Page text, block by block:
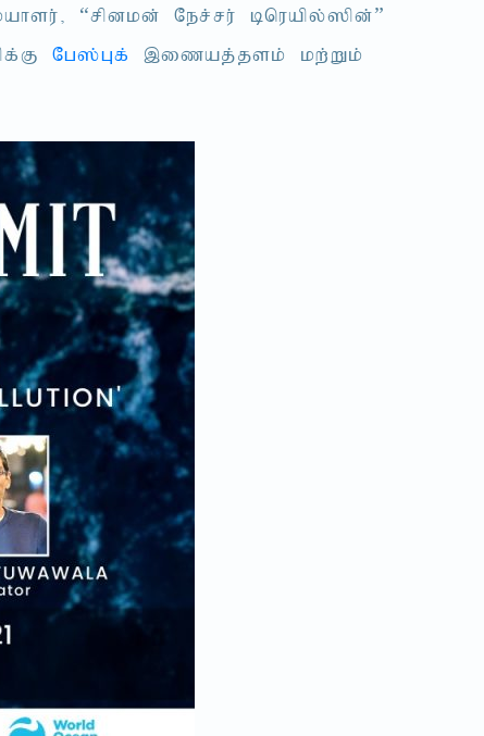
“rpdkd; Ner;ru; bnuapy;]pd;”
Ng];Gf; ,izaj;jsk; kw;Wk;